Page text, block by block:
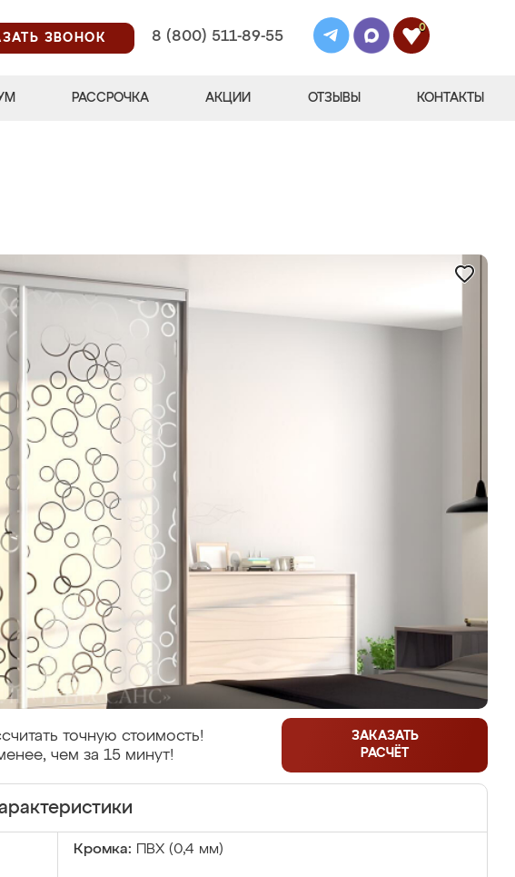
ЗВОНОК
8 (800) 511-89-55
0
РАССРОЧКА АКЦИИ ОТЗЫВЫ КОНТАКТЫ
точную стоимость!
чем за 15 минут!
ЗАКАЗАТЬ
РАСЧЁТ
Кромка: ПВХ (0,4 мм)